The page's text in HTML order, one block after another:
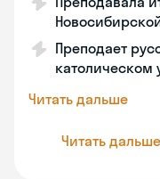
Преподает
католическом
Читать дальше
Читать дальше